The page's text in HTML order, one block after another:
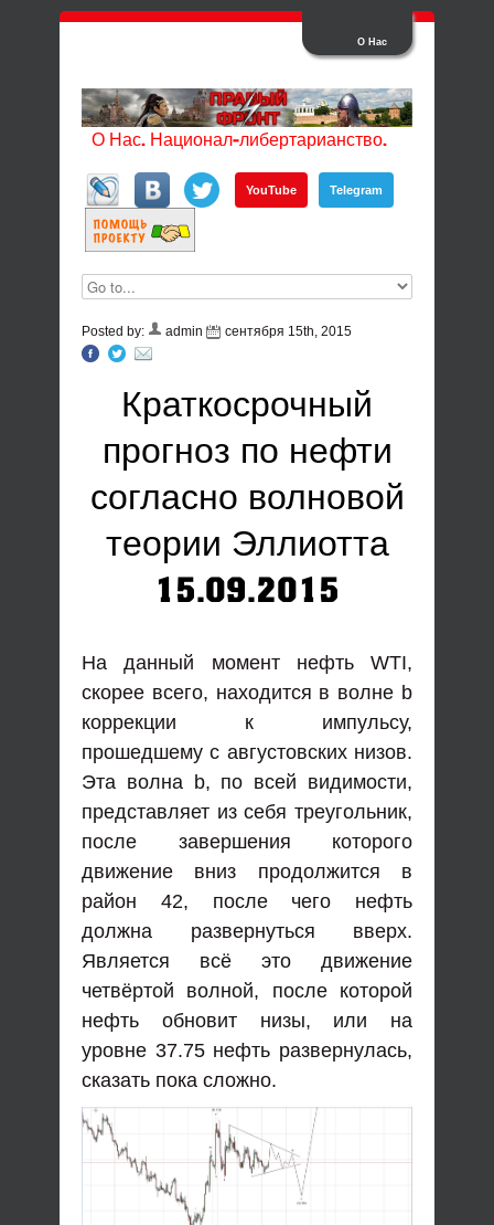
О Нас
О Нас. Национал-либертарианство.
YouTube Telegram
Posted by: admin сентября 15th, 2015
Краткосрочный
прогноз по нефти
согласно волновой
теории Эллиотта
15.09.2015
На данный момент нефть WTI,
скорее всего, находится в волне b
коррекции к импульсу,
прошедшему с августовских низов.
Эта волна b, по всей видимости,
представляет из себя треугольник,
после завершения которого
движение вниз продолжится в
район 42, после чего нефть
должна развернуться вверх.
Является всё это движение
четвёртой волной, после которой
нефть обновит низы, или на
уровне 37.75 нефть развернулась,
сказать пока сложно.